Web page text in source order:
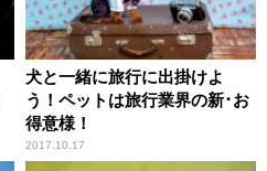
犬と一緒に旅行に出掛けよ
う！ペットは旅行業界の新･お
得意様！
2017.10.17